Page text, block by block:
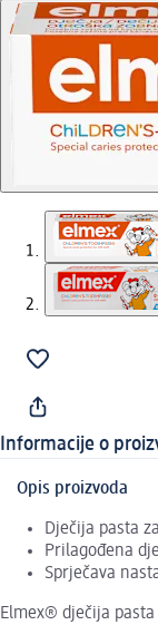
Informacije o
Opis proizvoda
Dječija pasta
Prilagođena
Sprječava
Elmex® dječija